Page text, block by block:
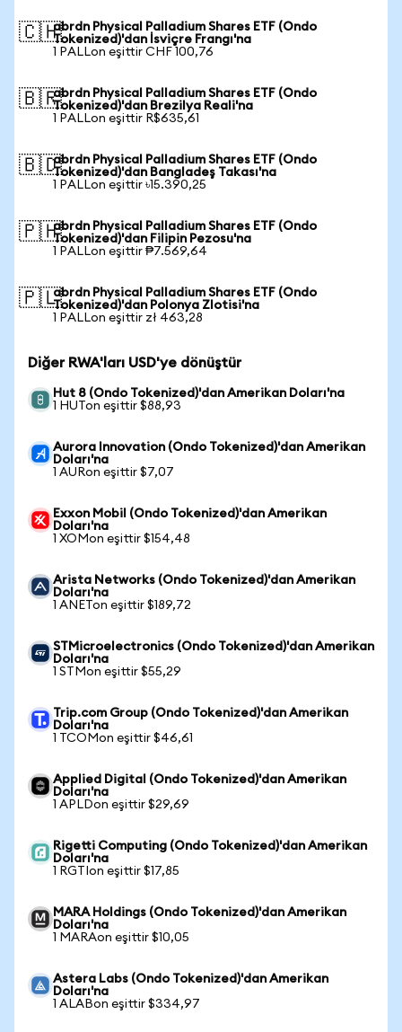
🇨🇭abrdn Physical Palladium Shares ETF (Ondo
Tokenized)'dan İsviçre Frangı'na
1 PALLon eşittir CHF 100,76
🇧🇷abrdn Physical Palladium Shares ETF (Ondo
Tokenized)'dan Brezilya Reali'na
1 PALLon eşittir R$635,61
🇧🇩abrdn Physical Palladium Shares ETF (Ondo
Tokenized)'dan Bangladeş Takası'na
1 PALLon eşittir ৳15.390,25
🇵🇭abrdn Physical Palladium Shares ETF (Ondo
Tokenized)'dan Filipin Pezosu'na
1 PALLon eşittir ₱7.569,64
🇵🇱abrdn Physical Palladium Shares ETF (Ondo
Tokenized)'dan Polonya Zlotisi'na
1 PALLon eşittir zł 463,28
Diğer RWA'ları USD'ye dönüştür
Hut 8 (Ondo Tokenized)'dan Amerikan Doları'na
1 HUTon eşittir $88,93
Aurora Innovation (Ondo Tokenized)'dan Amerikan
Doları'na
1 AURon eşittir $7,07
Exxon Mobil (Ondo Tokenized)'dan Amerikan
Doları'na
1 XOMon eşittir $154,48
Arista Networks (Ondo Tokenized)'dan Amerikan
Doları'na
1 ANETon eşittir $189,72
STMicroelectronics (Ondo Tokenized)'dan Amerikan
Doları'na
1 STMon eşittir $55,29
Trip.com Group (Ondo Tokenized)'dan Amerikan
Doları'na
1 TCOMon eşittir $46,61
Applied Digital (Ondo Tokenized)'dan Amerikan
Doları'na
1 APLDon eşittir $29,69
Rigetti Computing (Ondo Tokenized)'dan Amerikan
Doları'na
1 RGTIon eşittir $17,85
MARA Holdings (Ondo Tokenized)'dan Amerikan
Doları'na
1 MARAon eşittir $10,05
Astera Labs (Ondo Tokenized)'dan Amerikan
Doları'na
1 ALABon eşittir $334,97